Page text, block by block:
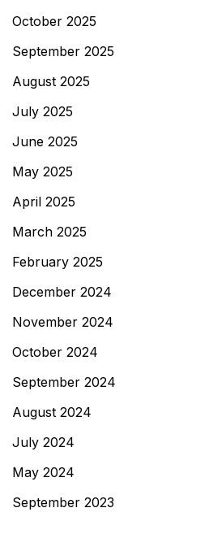
October 2025
September 2025
August 2025
July 2025
June 2025
May 2025
April 2025
March 2025
February 2025
December 2024
November 2024
October 2024
September 2024
August 2024
July 2024
May 2024
September 2023